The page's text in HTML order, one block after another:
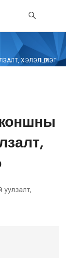
ХЭЛЭЛЦҮҮЛЭГ